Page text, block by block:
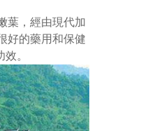
葉，經由現代加
好的藥用和保健
效。